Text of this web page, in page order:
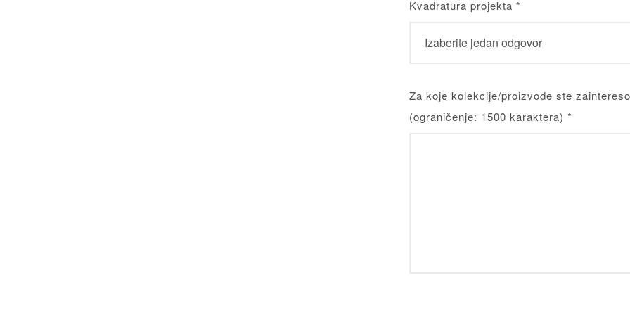
Kvadratura projekta *
Za koje kolekcije/proizvode ste
(ograničenje: 1500 karaktera) *